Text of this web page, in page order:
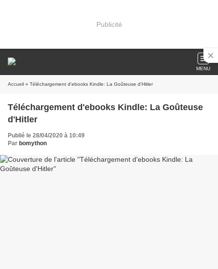
Publicité
MENU
Accueil » Téléchargement d'ebooks Kindle: La Goûteuse d'Hitler
Téléchargement d'ebooks Kindle: La Goûteuse
d'Hitler
Publié le 28/04/2020 à 10:49
Par bomython